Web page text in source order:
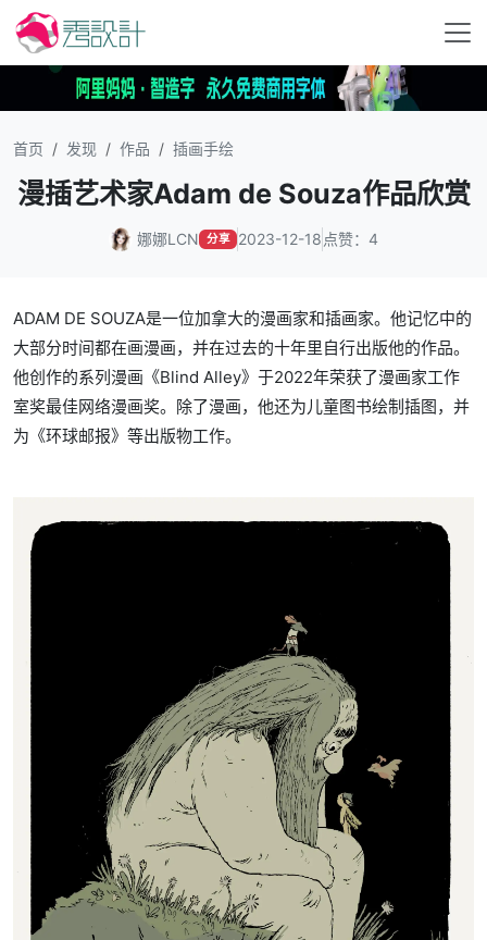
首页 发现 作品 插画手绘
漫插艺术家Adam de Souza作品欣赏
娜娜LCN 分享 2023-12-18 点赞：4
ADAM DE SOUZA是一位加拿大的漫画家和插画家。他记忆中的
大部分时间都在画漫画，并在过去的十年里自行出版他的作品。
他创作的系列漫画《Blind Alley》于2022年荣获了漫画家工作
室奖最佳网络漫画奖。除了漫画，他还为儿童图书绘制插图，并
为《环球邮报》等出版物工作。